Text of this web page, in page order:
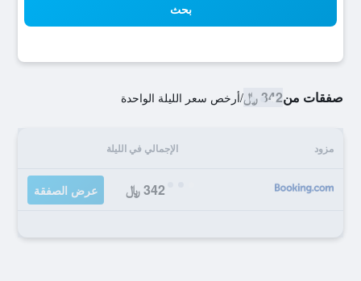
بحث
صفقات من342 ﷼ /أرخص سعر الليلة الواحدة
مزود الإجمالي في الليلة
342 ﷼ عرض الصفقة